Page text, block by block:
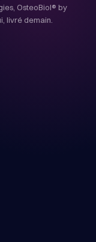
OsteoBiol® by
livré demain.